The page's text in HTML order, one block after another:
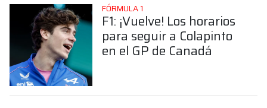
FÓRMULA 1
F1: ¡Vuelve! Los horarios
para seguir a Colapinto
en el GP de Canadá